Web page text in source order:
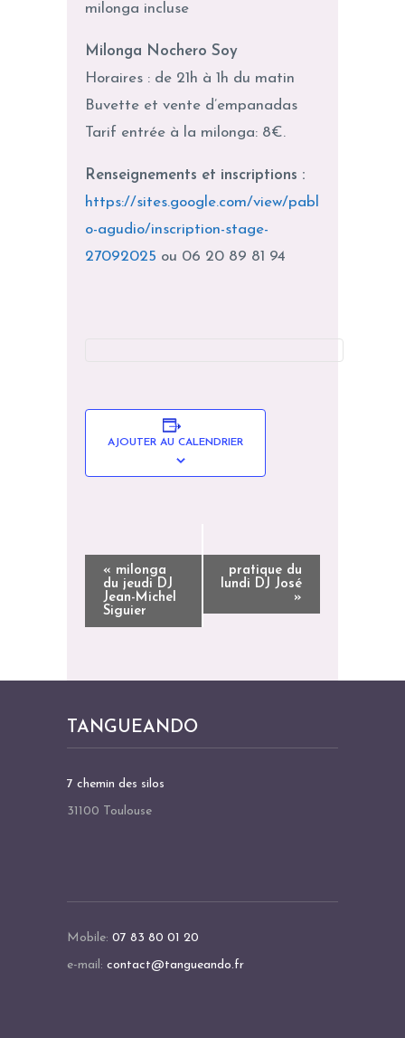
milonga incluse
Milonga Nochero Soy
Horaires : de 21h à 1h du matin
Buvette et vente d’empanadas
Tarif entrée à la milonga: 8€.
Renseignements et inscriptions :
https://sites.google.com/view/pabl
o-agudio/inscription-stage-
27092025 ou 06 20 89 81 94
AJOUTER AU CALENDRIER
T
I
N
É
M
E
« milonga
du jeudi DJ
Jean-Michel
Siguier
pratique du
lundi DJ José
»
TANGUEANDO
7 chemin des silos
31100 Toulouse
Mobile: 07 83 80 01 20
e-mail: contact@tangueando.fr